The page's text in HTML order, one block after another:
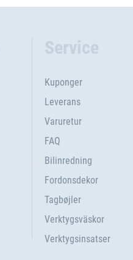
Service
Kuponger
Leverans
Varuretur
FAQ
Bilinredning
Fordonsdekor
Tagbøjler
Verktygsväskor
Verktygsinsatser